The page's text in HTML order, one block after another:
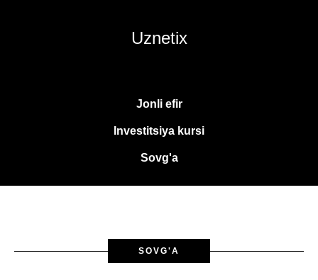
Uznetix
Jonli efir
Investitsiya kursi
Sovg'a
SOVG'A